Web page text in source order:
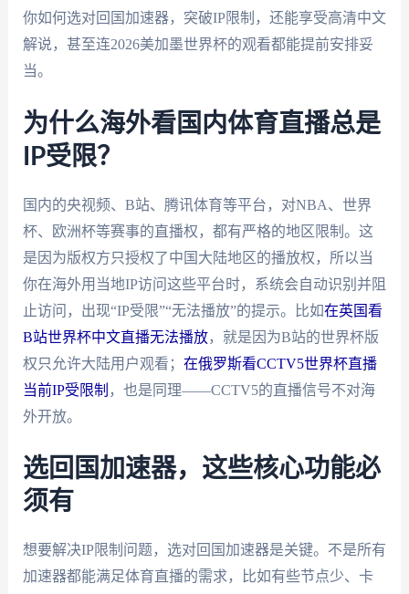
你如何选对回国加速器，突破IP限制，还能享受高清中文
解说，甚至连2026美加墨世界杯的观看都能提前安排妥
当。
为什么海外看国内体育直播总是
IP受限？
国内的央视频、B站、腾讯体育等平台，对NBA、世界
杯、欧洲杯等赛事的直播权，都有严格的地区限制。这
是因为版权方只授权了中国大陆地区的播放权，所以当
你在海外用当地IP访问这些平台时，系统会自动识别并阻
止访问，出现“IP受限”“无法播放”的提示。比如在英国看
B站世界杯中文直播无法播放，就是因为B站的世界杯版
权只允许大陆用户观看； 在俄罗斯看CCTV5世界杯直播
当前IP受限制 ，也是同理——CCTV5的直播信号不对海
外开放。
选回国加速器，这些核心功能必
须有
想要解决IP限制问题，选对回国加速器是关键。不是所有
加速器都能满足体育直播的需求，比如有些节点少、卡